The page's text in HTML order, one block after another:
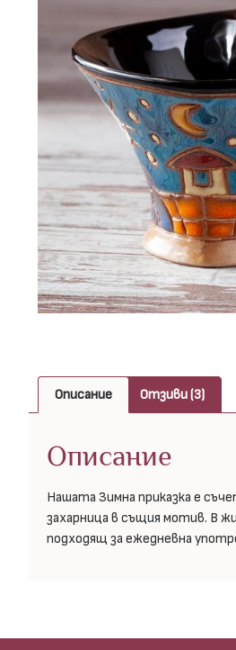
Описание Отзиви (3)
Описание
Нашата Зимна приказка е
захарница в същия мотив. В
подходящ за ежедневна